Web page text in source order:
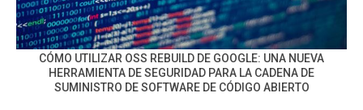
CÓMO UTILIZAR OSS REBUILD DE GOOGLE: UNA NUEVA
HERRAMIENTA DE SEGURIDAD PARA LA CADENA DE
SUMINISTRO DE SOFTWARE DE CÓDIGO ABIERTO